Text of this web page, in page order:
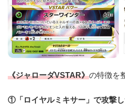
《ジャローダVSTAR》の特徴を
①「ロイヤルミキサー」で攻撃